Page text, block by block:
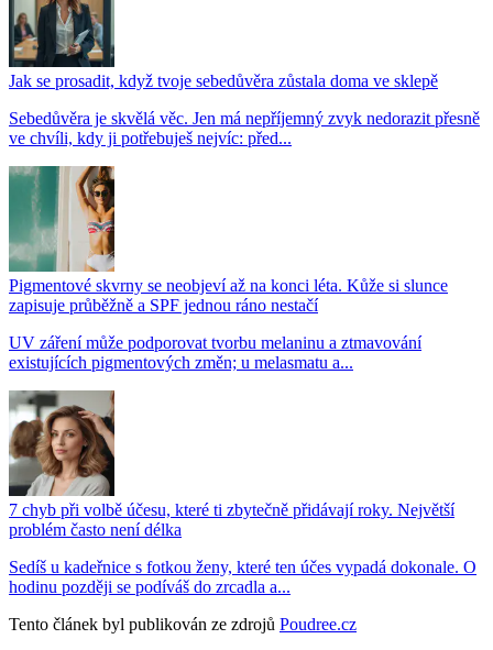
Jak se prosadit, když tvoje sebedůvěra zůstala doma ve sklepě
Sebedůvěra je skvělá věc. Jen má nepříjemný zvyk nedorazit přesně
ve chvíli, kdy ji potřebuješ nejvíc: před...
Pigmentové skvrny se neobjeví až na konci léta. Kůže si slunce
zapisuje průběžně a SPF jednou ráno nestačí
UV záření může podporovat tvorbu melaninu a ztmavování
existujících pigmentových změn; u melasmatu a...
7 chyb při volbě účesu, které ti zbytečně přidávají roky. Největší
problém často není délka
Sedíš u kadeřnice s fotkou ženy, které ten účes vypadá dokonale. O
hodinu později se podíváš do zrcadla a...
Tento článek byl publikován ze zdrojů Poudree.cz